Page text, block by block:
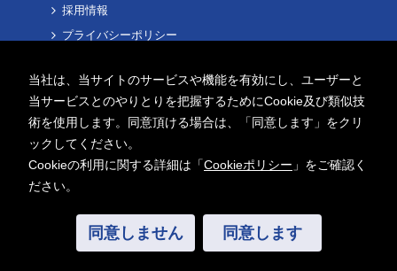
当社は、当サイトのサービスや機能を有効にし、ユーザーと
当サービスとのやりとりを把握するためにCookie及び類似技
術を使用します。同意頂ける場合は、「同意します」をクリ
ックしてください。
Cookieの利用に関する詳細は「Cookieポリシー 」をご確認く
ださい。
同意しません 同意します
採用情報
プライバシーポリシー
Copyright ©2026 AITECH Solution Co.,Ltd.